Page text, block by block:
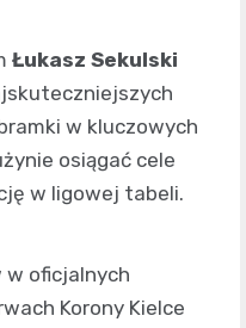
Łukasz Sekulski
w kluczowych
osiągać cele
w ligowej tabeli.
w oficjalnych
Korony Kielce